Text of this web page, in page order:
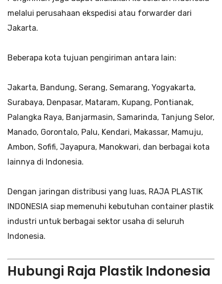
melalui perusahaan ekspedisi atau forwarder dari
Jakarta.
Beberapa kota tujuan pengiriman antara lain:
Jakarta, Bandung, Serang, Semarang, Yogyakarta,
Surabaya, Denpasar, Mataram, Kupang, Pontianak,
Palangka Raya, Banjarmasin, Samarinda, Tanjung Selor,
Manado, Gorontalo, Palu, Kendari, Makassar, Mamuju,
Ambon, Sofifi, Jayapura, Manokwari, dan berbagai kota
lainnya di Indonesia.
Dengan jaringan distribusi yang luas, RAJA PLASTIK
INDONESIA siap memenuhi kebutuhan container plastik
industri untuk berbagai sektor usaha di seluruh
Indonesia.
Hubungi Raja Plastik Indonesia